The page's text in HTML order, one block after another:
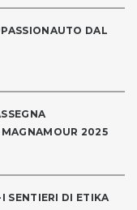
DAL
2025
SENTIERI DI ETIKA